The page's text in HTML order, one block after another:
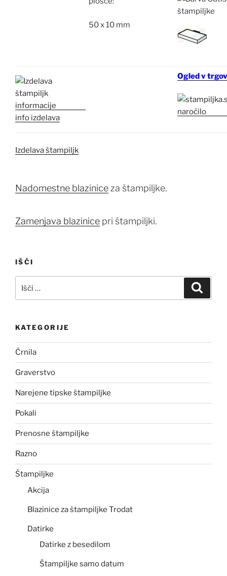
50 x 10 mm
info izdelava
Ogled v
Izdelava štampiljk
Nadomestne blazinice za štampiljke.
Zamenjava blazinice pri štampiljki.
IŠČI
KATEGORIJE
Črnila
Graverstvo
Narejene tipske štampiljke
Pokali
Prenosne štampiljke
Razno
Štampiljke
Akcija
Blazinice za štampiljke Trodat
Datirke
Datirke z besedilom
Štampiljke samo datum